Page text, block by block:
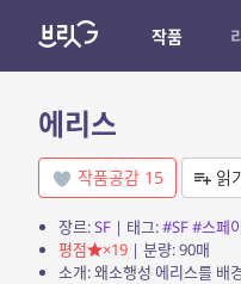
작품
에리스
작품공감 15 읽
장르:SF| 태그:#SF#스페
평점
×19| 분량: 90매
소개: 왜소행성 에리스를 배